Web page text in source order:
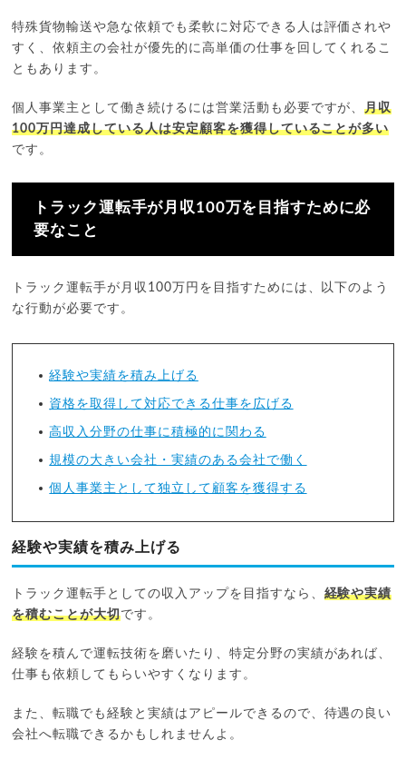
特殊貨物輸送や急な依頼でも柔軟に対応できる人は評価されや
すく、依頼主の会社が優先的に高単価の仕事を回してくれるこ
ともあります。
個人事業主として働き続けるには営業活動も必要ですが、月収
100万円達成している人は安定顧客を獲得していることが多い
です。
トラック運転手が月収100万を目指すために必
要なこと
トラック運転手が月収100万円を目指すためには、以下のよう
な行動が必要です。
経験や実績を積み上げる
資格を取得して対応できる仕事を広げる
高収入分野の仕事に積極的に関わる
規模の大きい会社・実績のある会社で働く
個人事業主として独立して顧客を獲得する
経験や実績を積み上げる
トラック運転手としての収入アップを目指すなら、 経験や実績
を積むことが大切です。
経験を積んで運転技術を磨いたり、特定分野の実績があれば、
仕事も依頼してもらいやすくなります。
また、転職でも経験と実績はアピールできるので、待遇の良い
会社へ転職できるかもしれませんよ。